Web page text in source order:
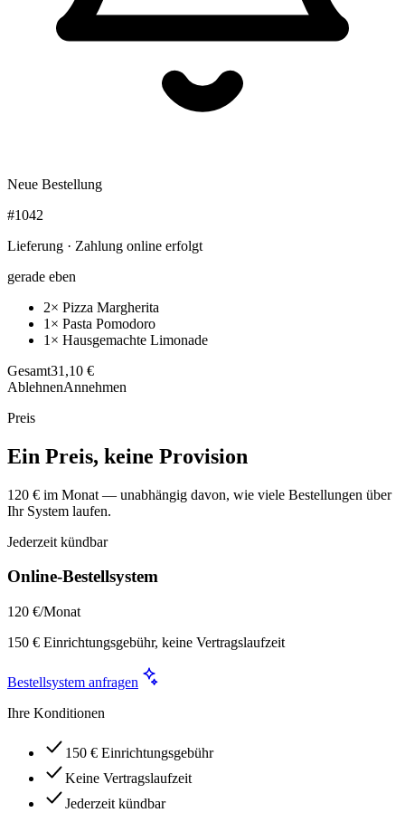
Neue Bestellung
#1042
Lieferung · Zahlung online erfolgt
gerade eben
2× Pizza Margherita
1× Pasta Pomodoro
1× Hausgemachte Limonade
Gesamt31,10 €
AblehnenAnnehmen
Preis
Ein Preis, keine Provision
120 € im Monat — unabhängig davon, wie viele Bestellungen über
Ihr System laufen.
Jederzeit kündbar
Online-Bestellsystem
120 €/Monat
150 € Einrichtungsgebühr, keine Vertragslaufzeit
Bestellsystem anfragen
Ihre Konditionen
150 € Einrichtungsgebühr
Keine Vertragslaufzeit
Jederzeit kündbar